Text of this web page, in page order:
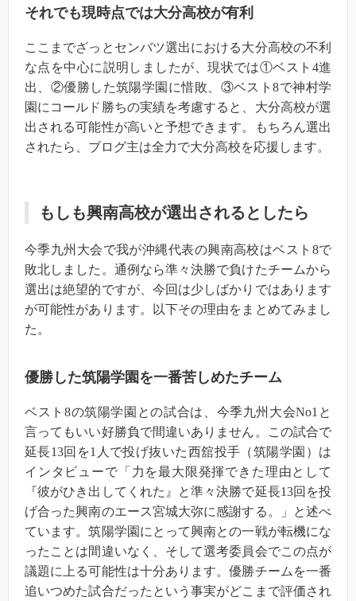
それでも現時点では大分高校が有利
ここまでざっとセンバツ選出における大分高校の不利
な点を中心に説明しましたが、現状では①ベスト4進
出、②優勝した筑陽学園に惜敗、③ベスト8で神村学
園にコールド勝ちの実績を考慮すると、大分高校が選
出される可能性が高いと予想できます。もちろん選出
されたら、ブログ主は全力で大分高校を応援します。
もしも興南高校が選出されるとしたら
今季九州大会で我が沖縄代表の興南高校はベスト8で
敗北しました。通例なら準々決勝で負けたチームから
選出は絶望的ですが、今回は少しばかりではあります
が可能性があります。以下その理由をまとめてみまし
た。
優勝した筑陽学園を一番苦しめたチーム
ベスト8の筑陽学園との試合は、今季九州大会No1と
言ってもいい好勝負で間違いありません。この試合で
延長13回を1人で投げ抜いた西舘投手（筑陽学園）は
インタビューで「力を最大限発揮できた理由として
『彼がひき出してくれた』と準々決勝で延長13回を投
げ合った興南のエース宮城大弥に感謝する。」と述べ
ています。筑陽学園にとって興南との一戦が転機にな
ったことは間違いなく、そして選考委員会でこの点が
議題に上る可能性は十分あります。優勝チームを一番
追いつめた試合だったという事実がどこまで評価され